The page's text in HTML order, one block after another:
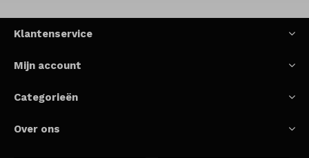
Klantenservice
Mijn account
Categorieën
Over ons